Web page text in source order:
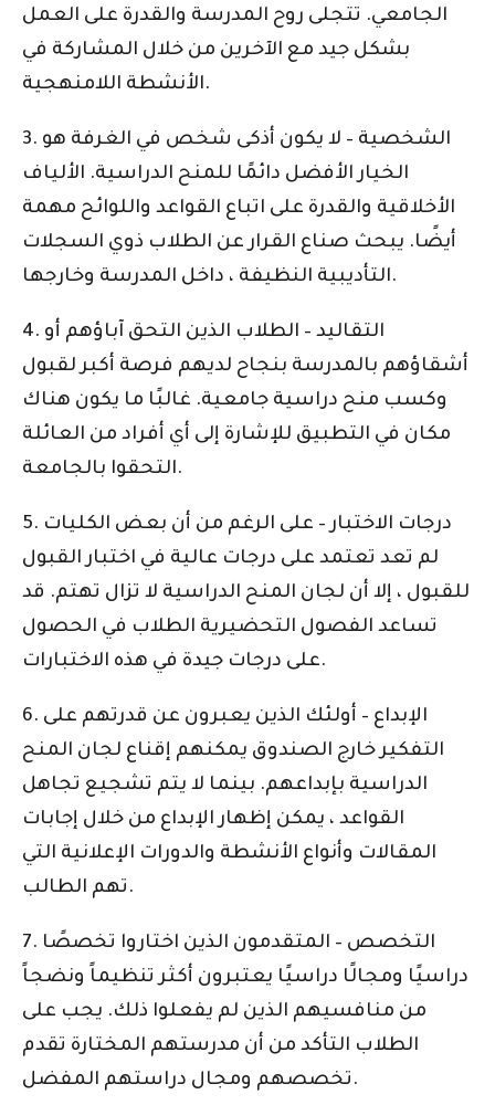
الجامعي. تتجلى روح المدرسة والقدرة على العمل
بشكل جيد مع الآخرين من خلال المشاركة في
الأنشطة اللامنهجية.
3. الشخصية – لا يكون أذكى شخص في الغرفة هو
الخيار الأفضل دائمًا للمنح الدراسية. الألياف
الأخلاقية والقدرة على اتباع القواعد واللوائح مهمة
أيضًا. يبحث صناع القرار عن الطلاب ذوي السجلات
التأديبية النظيفة ، داخل المدرسة وخارجها.
4. التقاليد – الطلاب الذين التحق آباؤهم أو
أشقاؤهم بالمدرسة بنجاح لديهم فرصة أكبر لقبول
وكسب منح دراسية جامعية. غالبًا ما يكون هناك
مكان في التطبيق للإشارة إلى أي أفراد من العائلة
التحقوا بالجامعة.
5. درجات الاختبار – على الرغم من أن بعض الكليات
لم تعد تعتمد على درجات عالية في اختبار القبول
للقبول ، إلا أن لجان المنح الدراسية لا تزال تهتم. قد
تساعد الفصول التحضيرية الطلاب في الحصول
على درجات جيدة في هذه الاختبارات.
6. الإبداع – أولئك الذين يعبرون عن قدرتهم على
التفكير خارج الصندوق يمكنهم إقناع لجان المنح
الدراسية بإبداعهم. بينما لا يتم تشجيع تجاهل
القواعد ، يمكن إظهار الإبداع من خلال إجابات
المقالات وأنواع الأنشطة والدورات الإعلانية التي
تهم الطالب.
7. التخصص – المتقدمون الذين اختاروا تخصصًا
دراسيًا ومجالًا دراسيًا يعتبرون أكثر تنظيماً ونضجاً
من منافسيهم الذين لم يفعلوا ذلك. يجب على
الطلاب التأكد من أن مدرستهم المختارة تقدم
تخصصهم ومجال دراستهم المفضل.